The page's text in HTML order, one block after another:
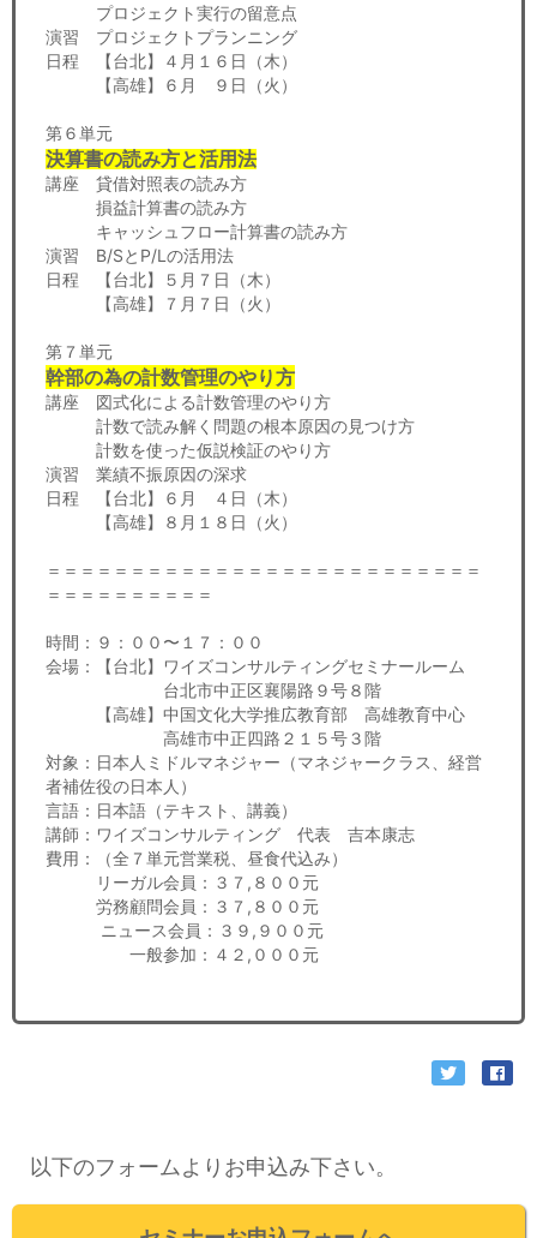
プロジェクト実行の留意点
演習 プロジェクトプランニング
日程 【台北】４月１６日（木）
【高雄】６月 ９日（火）
第６単元
決算書の読み方と活用法
講座 貸借対照表の読み方
損益計算書の読み方
キャッシュフロー計算書の読み方
演習 B/SとP/Lの活用法
日程 【台北】５月７日（木）
【高雄】７月７日（火）
第７単元
幹部の為の計数管理のやり方
講座 図式化による計数管理のやり方
計数で読み解く問題の根本原因の見つけ方
計数を使った仮説検証のやり方
演習 業績不振原因の深求
日程 【台北】６月 ４日（木）
【高雄】８月１８日（火）
＝＝＝＝＝＝＝＝＝＝＝＝＝＝＝＝＝＝＝＝＝＝＝＝＝＝
＝＝＝＝＝＝＝＝＝＝
時間：９：００〜１７：００
会場：【台北】ワイズコンサルティングセミナールーム
台北市中正区襄陽路９号８階
【高雄】中国文化大学推広教育部 高雄教育中心
高雄市中正四路２１５号３階
対象：日本人ミドルマネジャー（マネジャークラス、経営
者補佐役の日本人）
言語：日本語（テキスト、講義）
講師：ワイズコンサルティング 代表 吉本康志
費用：（全７単元営業税、昼食代込み）
リーガル会員：３７,８００元
労務顧問会員：３７,８００元
ニュース会員：３９,９００元
一般参加：４２,０００元
以下のフォームよりお申込み下さい。